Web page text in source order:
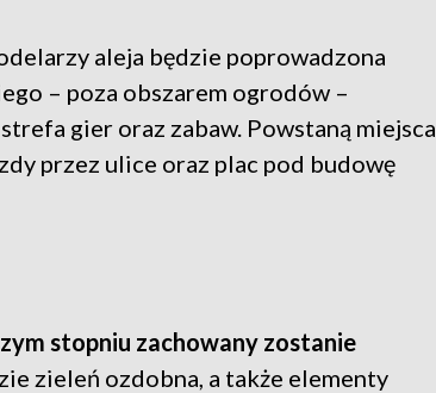
aleja będzie poprowadzona
– poza obszarem ogrodów –
gier oraz zabaw. Powstaną miejsca
przez ulice oraz plac pod budowę
stopniu zachowany zostanie
zieleń ozdobna, a także elementy